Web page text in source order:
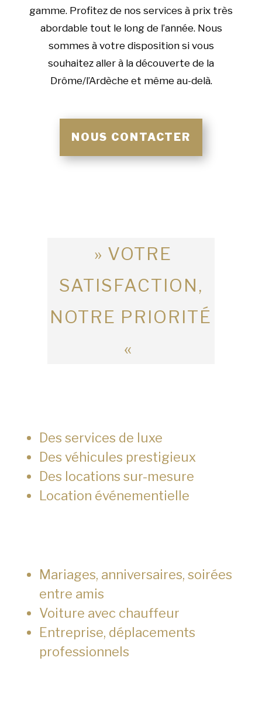
gamme. Profitez de nos services à prix très
abordable tout le long de l’année. Nous
sommes à votre disposition si vous
souhaitez aller à la découverte de la
Drôme/l’Ardèche et même au-delà.
NOUS CONTACTER
» VOTRE
SATISFACTION,
NOTRE PRIORITÉ
«
Des services de luxe
Des véhicules prestigieux
Des locations sur-mesure
Location événementielle
Mariages, anniversaires, soirées
entre amis
Voiture avec chauffeur
Entreprise, déplacements
professionnels